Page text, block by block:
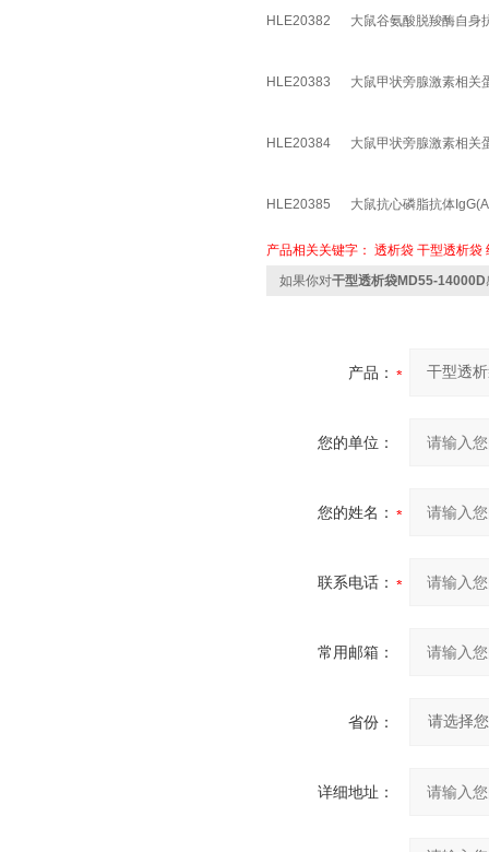
HLE20382 大鼠谷氨酸脱羧酶自身
HLE20383 大鼠甲状旁腺激素相关
HLE20384 大鼠甲状旁腺激素相关
HLE20385 大鼠抗心磷脂抗体
产品相关关键字： 透析袋 干型透析袋
如果你对干型透析袋MD55-14000D
产品：
您的单位：
您的姓名：
联系电话：
常用邮箱：
省份：
详细地址：